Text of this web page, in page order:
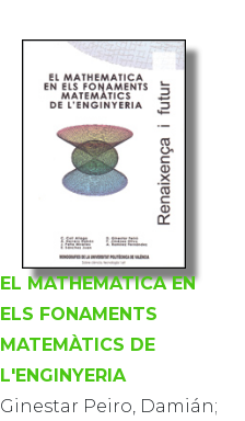
EL MATHEMATICA EN
ELS FONAMENTS
MATEMÀTICS DE
L'ENGINYERIA
Ginestar Peiro, Damián;